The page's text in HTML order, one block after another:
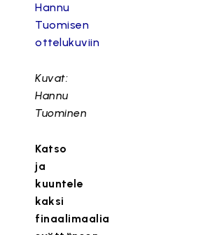
Hannu
Tuomisen
ottelukuviin
Kuvat:
Hannu
Tuominen
Katso
ja
kuuntele
kaksi
finaalimaalia
t
ö
o
e
s
t
y
,
k
o